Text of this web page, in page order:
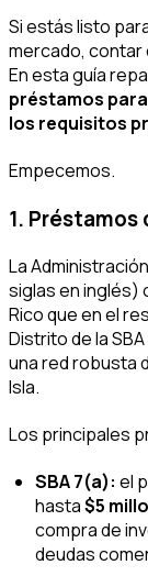
Si estás listo
mercado, contar
En esta guía
préstamos
los requisitos
Empecemos.
1. Préstamos
La
siglas en inglés)
Rico que en el
Distrito de la
una red robusta
Isla.
Los principales
SBA 7(a): el
hasta$5
compra de
deudas